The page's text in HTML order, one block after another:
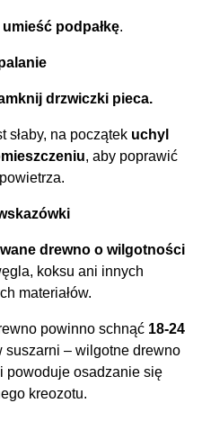
podpałkę.
drzwiczki pieca.
słaby, na początek uchyl
, aby poprawić
drewno o wilgotności
koksu ani innych
materiałów.
powinno schnąć 18-24
suszarni – wilgotne drewno
powoduje osadzanie się
kreozotu.